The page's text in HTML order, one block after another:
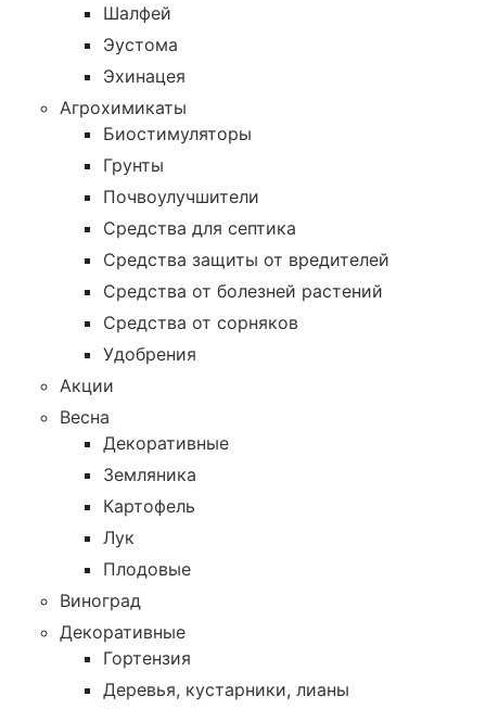
Шалфей
Эустома
Эхинацея
Агрохимикаты
Биостимуляторы
Грунты
Почвоулучшители
Средства для септика
Средства защиты от вредителей
Средства от болезней растений
Средства от сорняков
Удобрения
Акции
Весна
Декоративные
Земляника
Картофель
Лук
Плодовые
Виноград
Декоративные
Гортензия
Деревья, кустарники, лианы